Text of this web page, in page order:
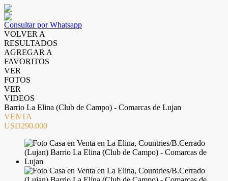
Consultar por Whatsapp
VOLVER A
RESULTADOS
AGREGAR A
FAVORITOS
VER
FOTOS
VER
VIDEOS
Barrio La Elina (Club de Campo) - Comarcas de Lujan
VENTA
USD290.000